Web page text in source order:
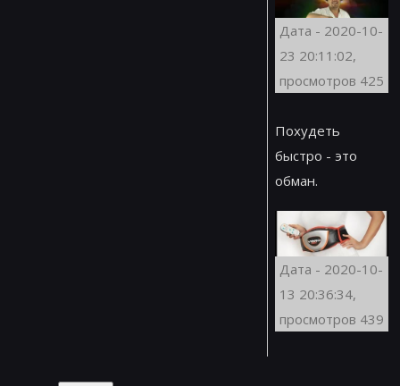
Дата - 2020-10-
23 20:11:02,
просмотров 425
Похудеть
быстро - это
обман.
Дата - 2020-10-
13 20:36:34,
просмотров 439